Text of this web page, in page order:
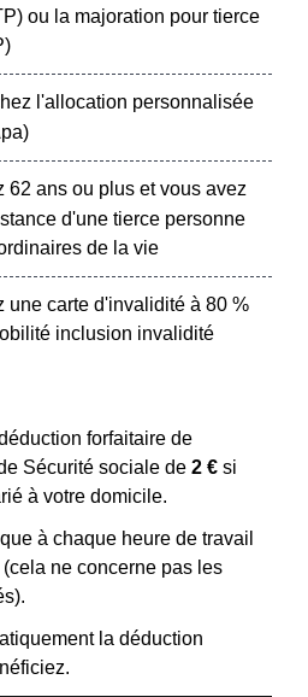
ou la majoration pour tierce
l'allocation personnalisée
62 ans ou plus et vous avez
d'une tierce personne
de la vie
une carte d'invalidité à 80 %
inclusion invalidité
forfaitaire de
Sécurité sociale de 2 € si
à votre domicile.
à chaque heure de travail
ne concerne pas les
la déduction